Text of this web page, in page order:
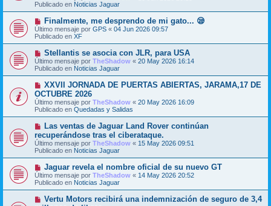
a
e
o
m
n
s
a
e
Publicado en Noticias Jaguar
N
u
e
v
o
m
e
n
s
a
j
e
Finalmente, me desprendo de mi gato... 😪
Último mensaje por GPS « 04 Jun 2026 09:57
Publicado en XF
N
u
e
v
o
m
e
n
s
a
e
Stellantis se asocia con JLR, para USA
Último mensaje por TheShadow « 20 May 2026 16:14
Publicado en Noticias Jaguar
N
u
e
v
o
m
n
s
a
XXVII JORNADA DE PUERTAS ABIERTAS, JARAMA,17 DE
OCTUBRE 2026
Último mensaje por TheShadow « 20 May 2026 16:09
Publicado en Quedadas y Salidas
N
e
v
o
m
e
n
s
a
e
Las ventas de Jaguar Land Rover continúan
recuperándose tras el ciberataque.
Último mensaje por TheShadow « 15 May 2026 09:51
Publicado en Noticias Jaguar
N
u
e
v
o
m
Jaguar revela el nombre oficial de su nuevo GT
Último mensaje por TheShadow « 14 May 2026 20:52
Publicado en Noticias Jaguar
N
u
Vertu Motors recibirá una indemnización de seguro de 3,4